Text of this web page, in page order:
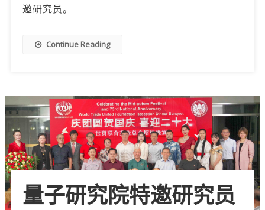
邀研究员。
Continue Reading
量子研究院特邀研究员